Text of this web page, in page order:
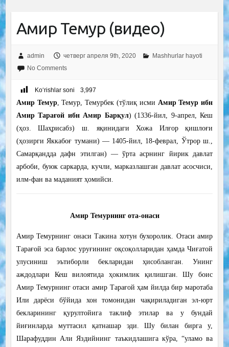
Амир Темур (видео)
admin четверг апреля 9th, 2020
Mashhurlar hayoti
No Comments
Ko‘rishlar soni 3,997
Амир Темур, Темур, Темурбек (тўлиқ исми Амир Темур ибн
Амир Тарағой ибн Амир Барқул) (1336-йил, 9-апрел, Кеш
(ҳоз. Шаҳрисабз) ш. яқинидаги Хожа Илғор қишлоғи
(ҳозирги Яккабоғ тумани) — 1405-йил, 18-феврал, Ўтрор ш.,
Самарқандда дафн этилган) — ўрта асрнинг йирик давлат
арбоби, буюк саркарда, кучли, марказлашган давлат асосчиси,
илм-фан ва маданият ҳомийси.
Амир Темурнинг ота-онаси
Амир Темурнинг онаси Такина хотун бухоролик. Отаси амир
Тарағой эса барлос уруғининг оқсоқолларидан ҳамда Чиғатой
улусиниш эътиборли бекларидан ҳисобланган. Унинг
аждодлари Кеш вилоятида ҳокимлик қилишган. Шу боис
Амир Темурнинг отаси амир Тарағой ҳам йилда бир маротаба
Или дарёси бўйида хон томонидан чақириладиган эл-юрт
бекларининг қурултойига таклиф этилар ва у бундай
йиғинларда муттасил қатнашар эди. Шу билан бирга у,
Шарафуддин Али Яздийнинг таъкидлашига кўра, “уламо ва